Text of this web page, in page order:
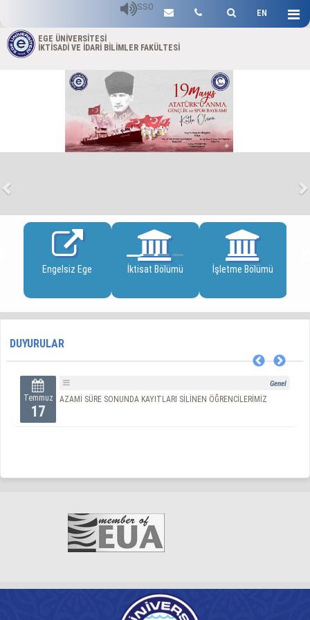
EN
SSO
EGE ÜNİVERSİTESİ
İKTİSADİ VE İDARİ BİLİMLER FAKÜLTESİ
Previous
Engelsiz Ege İktisat Bölümü İşletme Bölümü
DUYURULAR
Temmuz
17
Genel
AZAMİ SÜRE SONUNDA KAYITLARI SİLİNEN ÖĞRENCİLERİMİZ